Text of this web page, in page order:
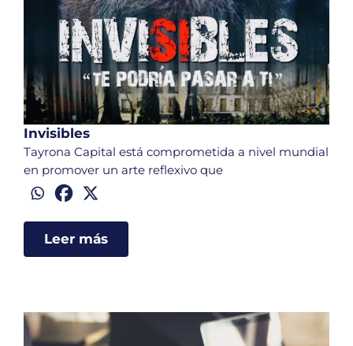
Invisibles
Tayrona Capital está comprometida a nivel mundial
en promover un arte reflexivo que
Leer más